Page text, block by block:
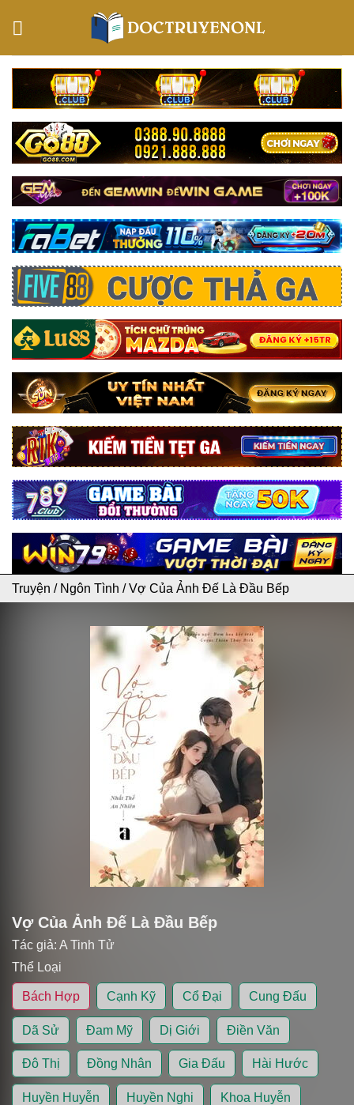
Truyện / Ngôn Tình /Vợ Của Ảnh Đế Là Đầu Bếp
Vợ Của Ảnh Đế Là Đầu Bếp
Tác giả: A Tinh Tử
Thể Loại
Bách Hợp Cạnh Kỹ Cổ Đại Cung Đấu
Dã Sử Đam Mỹ Dị Giới Điền Văn
Đô Thị Đồng Nhân Gia Đấu Hài Hước
Huyền Huyễn Huyền Nghi Khoa Huyễn